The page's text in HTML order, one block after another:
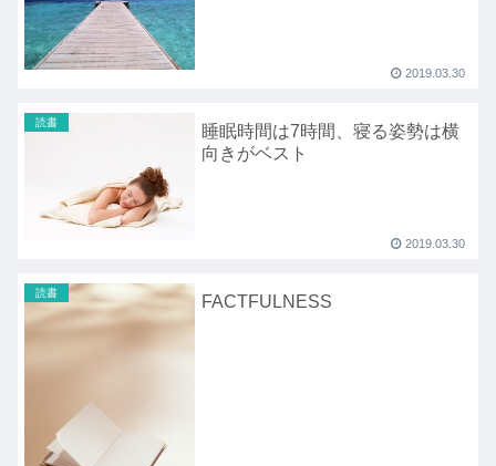
2019.03.30
読書
睡眠時間は7時間、寝る姿勢は横
向きがベスト
2019.03.30
読書 FACTFULNESS